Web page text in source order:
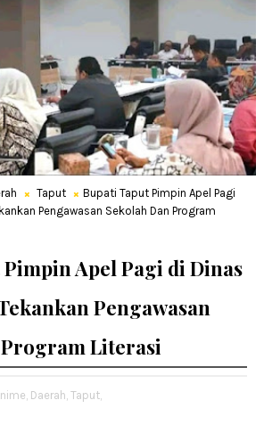
Taput
Bupati Taput Pimpin Apel Pagi
Pengawasan Sekolah Dan Program
Apel Pagi di Dinas
Pengawasan
Literasi
Daerah, Taput,